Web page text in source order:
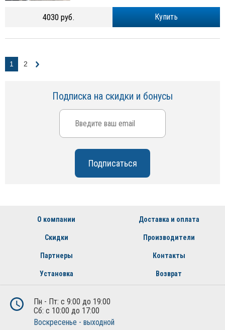
Купить
4030 руб.
1 2
Подписка на скидки и бонусы
О компании Доставка и оплата
Скидки Производители
Партнеры Контакты
Установка Возврат
Пн - Пт: с 9:00 до 19:00
Сб: с 10:00 до 17:00
Воскресенье - выходной